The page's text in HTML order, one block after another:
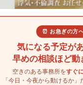
⏰ お急ぎの方
気になる予定が
早めの相談ほど動
空きのある事務所をすぐ
「今日・今夜から動けるか」